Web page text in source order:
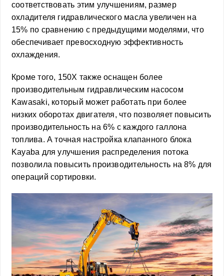
соответствовать этим улучшениям, размер
охладителя гидравлического масла увеличен на
15% по сравнению с предыдущими моделями, что
обеспечивает превосходную эффективность
охлаждения.
Кроме того, 150X также оснащен более
производительным гидравлическим насосом
Kawasaki, который может работать при более
низких оборотах двигателя, что позволяет повысить
производительность на 6% с каждого галлона
топлива. А точная настройка клапанного блока
Kayaba для улучшения распределения потока
позволила повысить производительность на 8% для
операций сортировки.